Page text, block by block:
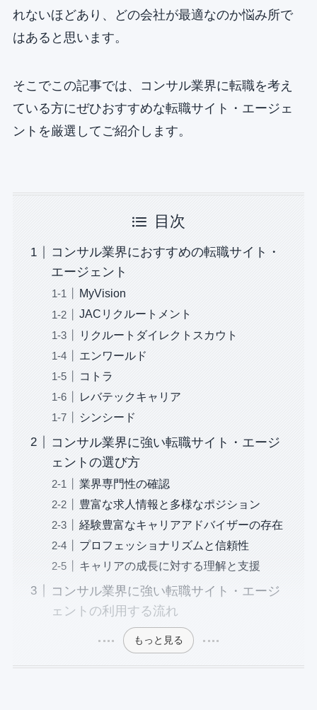
れないほどあり、どの会社が最適なのか悩み所で
はあると思います。
そこでこの記事では、コンサル業界に転職を考え
ている方にぜひおすすめな転職サイト・エージェ
ントを厳選してご紹介します。
目次
コンサル業界におすすめの転職サイト・
エージェント
MyVision
JACリクルートメント
リクルートダイレクトスカウト
エンワールド
コトラ
レバテックキャリア
シンシード
コンサル業界に強い転職サイト・エージ
ェントの選び方
業界専門性の確認
豊富な求人情報と多様なポジション
経験豊富なキャリアアドバイザーの存在
プロフェッショナリズムと信頼性
キャリアの成長に対する理解と支援
コンサル業界に強い転職サイト・エージ
ェントの利用する流れ
もっと見る